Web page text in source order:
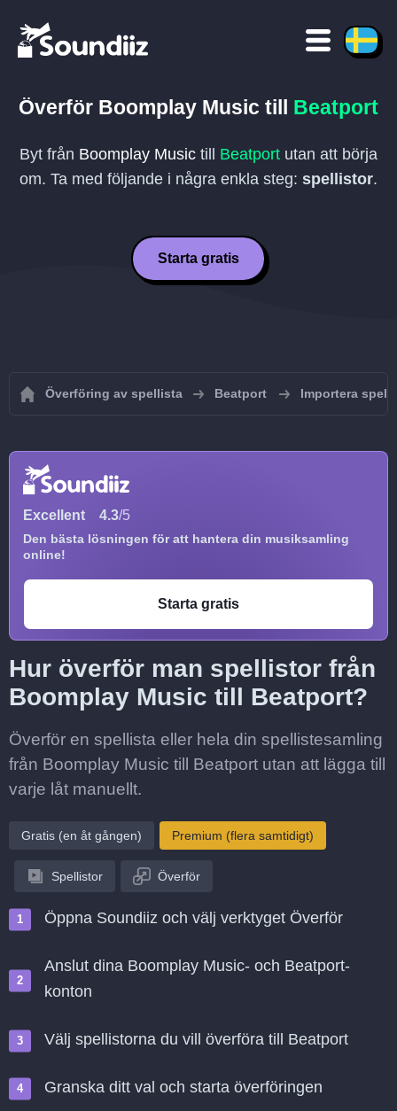
Överför Boomplay Music till Beatport
Byt från Boomplay Music till Beatport utan att börja
om. Ta med följande i några enkla steg: spellistor.
Starta gratis
Överföring av spellista Beatport Importera
Excellent 4.3/5
Den bästa lösningen för att hantera din musiksamling
online!
Starta gratis
Hur överför man spellistor från
Boomplay Music till Beatport?
Överför en spellista eller hela din spellistesamling
från Boomplay Music till Beatport utan att lägga till
varje låt manuellt.
Gratis (en åt gången) Premium (flera samtidigt)
Spellistor Överför
Öppna Soundiiz och välj verktyget Överför
Anslut dina Boomplay Music- och Beatport-
konton
Välj spellistorna du vill överföra till Beatport
Granska ditt val och starta överföringen